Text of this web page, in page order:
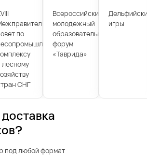
по
лесному
СНГ
Всероссийский
молодежный
образовательный
форум
«Таврида»
игры
под любой формат